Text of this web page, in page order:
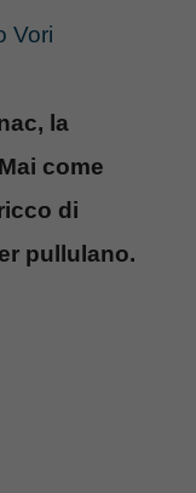
Vori
la
come
di
pullulano.